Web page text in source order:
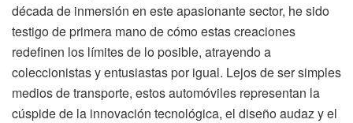
década de inmersión en este apasionante sector, he sido
testigo de primera mano de cómo estas creaciones
redefinen los límites de lo posible, atrayendo a
coleccionistas y entusiastas por igual. Lejos de ser simples
medios de transporte, estos automóviles representan la
cúspide de la innovación tecnológica, el diseño audaz y el